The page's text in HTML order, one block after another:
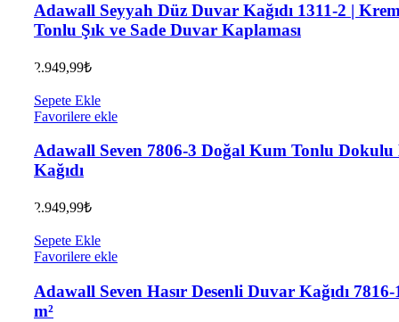
Adawall Seyyah Düz Duvar Kağıdı 1311-2 |
Tonlu Şık ve Sade Duvar Kaplaması
2.949,99₺
Sepete Ekle
Favorilere ekle
Adawall Seven 7806-3 Doğal Kum Tonlu
Kağıdı
2.949,99₺
Sepete Ekle
Favorilere ekle
Adawall Seven Hasır Desenli Duvar Kağıdı 7816-
m²